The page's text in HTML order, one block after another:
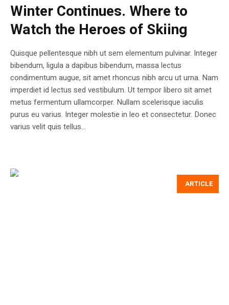
Winter Continues. Where to
Watch the Heroes of Skiing
Quisque pellentesque nibh ut sem elementum pulvinar. Integer
bibendum, ligula a dapibus bibendum, massa lectus
condimentum augue, sit amet rhoncus nibh arcu ut urna. Nam
imperdiet id lectus sed vestibulum. Ut tempor libero sit amet
metus fermentum ullamcorper. Nullam scelerisque iaculis
purus eu varius. Integer molestie in leo et consectetur. Donec
varius velit quis tellus...
ARTICLE